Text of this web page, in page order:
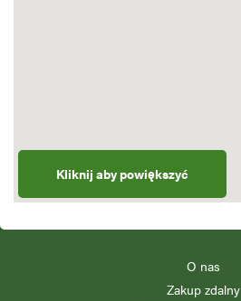
Kliknij aby powiększyć
O nas
Zakup zdalny